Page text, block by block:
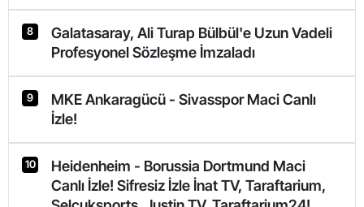
8
Galatasaray, Ali Turap Bülbül'e Uzun Vadeli
Profesyonel Sözleşme İmzaladı
9
MKE Ankaragücü - Sivasspor Maci Canlı
İzle!
10
Heidenheim - Borussia Dortmund Maci
Canlı İzle! Sifresiz İzle İnat TV, Taraftarium,